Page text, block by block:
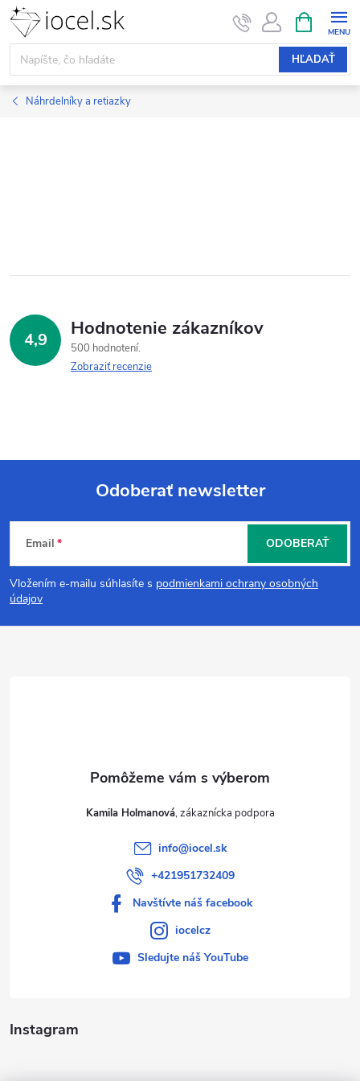
Prejsť
obsah
HĽADAŤ
KOŠÍK
Náhrdelníky a retiazky
4,9 Hodnotenie zákazníkov
500 hodnotení
Zobraziť recenzie
Z
á
p
Odoberať newsletter
Email
Vložením e-mailu súhlasíte s podmienkami ochrany osobných
údajov
ODOBERAŤ
Instagram
Kamila Holmanová
info@iocel.sk
+421951732409
Navštívte náš facebook
iocelcz
Sledujte náš YouTube